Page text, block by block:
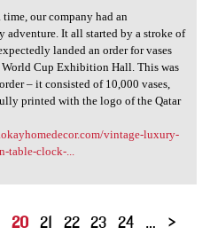
time, our company
time, our company had an
adventure. It all started by a stroke of
landed an order for vases
Cup Exhibition Hall. This was
– it consisted of 10,000 vases,
printed with the logo of the Qatar
vintage-luxury-
table-clock-...
20 21 22 23 24 …